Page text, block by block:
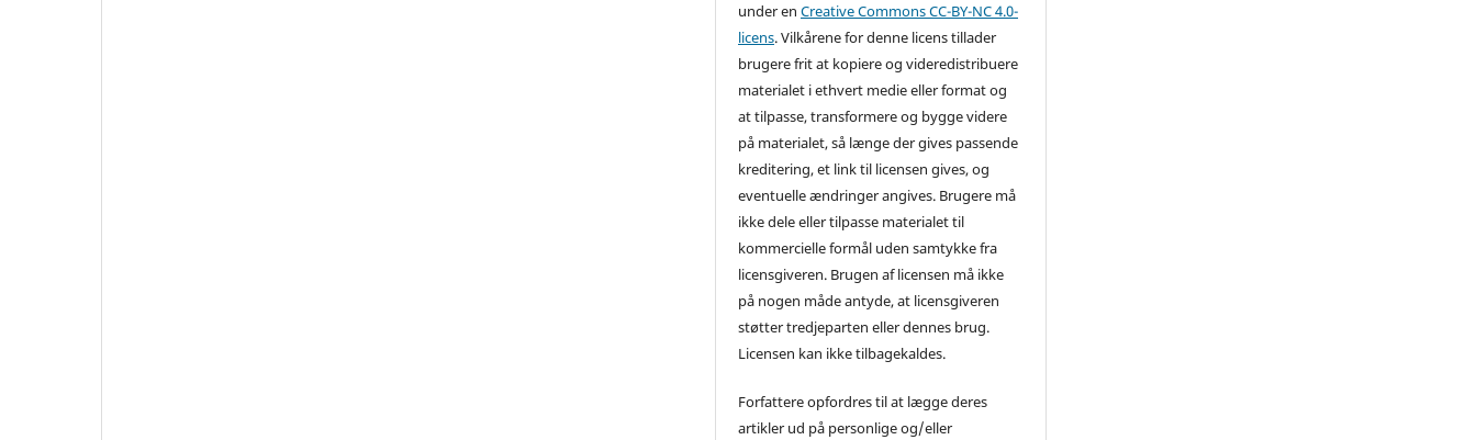
under enCreative Commons CC-BY-NC 4.0-
licens. Vilkårene for denne licens tillader
brugere frit at kopiere og videredistribuere
materialet i ethvert medie eller format og
at tilpasse, transformere og bygge videre
på materialet, så længe der gives passende
kreditering, et link til licensen gives, og
eventuelle ændringer angives. Brugere må
ikke dele eller tilpasse materialet til
kommercielle formål uden samtykke fra
licensgiveren. Brugen af licensen må ikke
på nogen måde antyde, at licensgiveren
støtter tredjeparten eller dennes brug.
Licensen kan ikke tilbagekaldes.
Forfattere opfordres til at lægge deres
artikler ud på personlige og/eller